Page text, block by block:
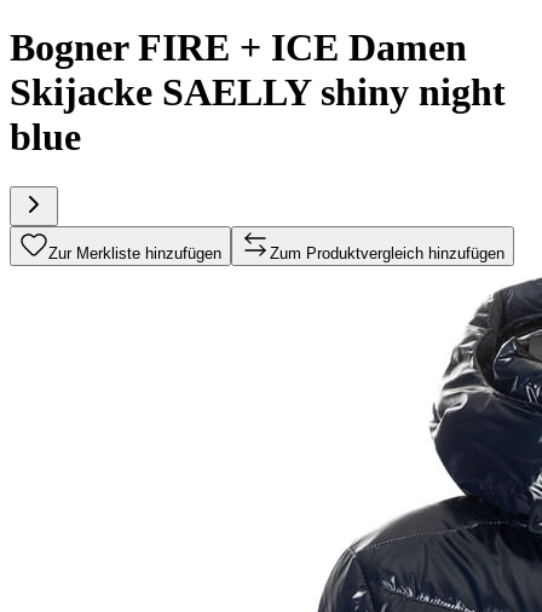
Bogner FIRE + ICE Damen
Skijacke SAELLY shiny night
blue
Zur Merkliste hinzufügen Zum Produktvergleich hinzufügen